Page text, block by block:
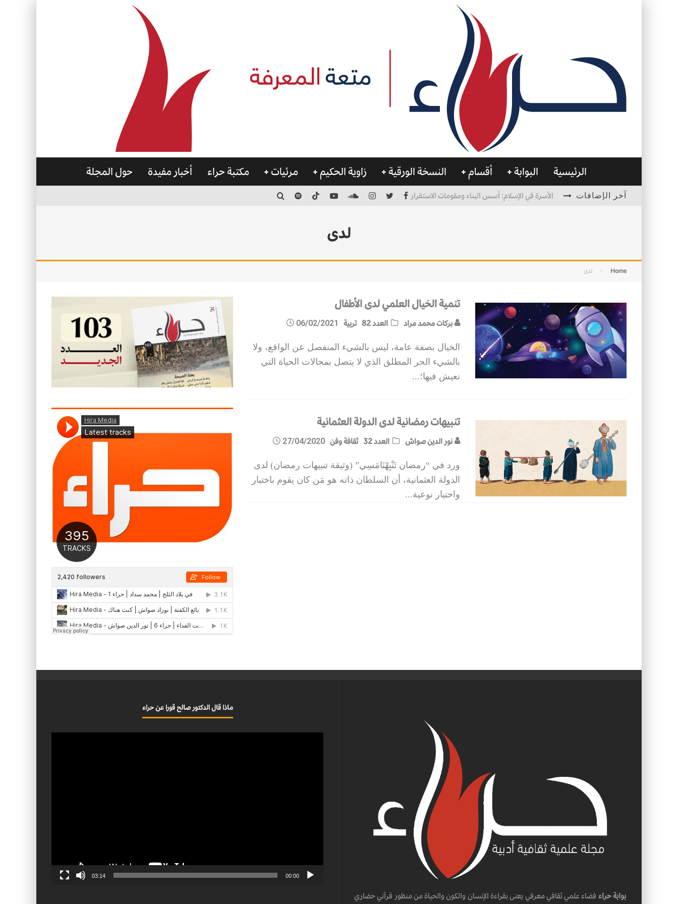
الرئيسية البوابة أقسام النسخة الورقية زاوية الحكيم مرئيات مكتبة حراء أخبار مفيدة حول المجلة
آخر الإضافات الأسرة في الإسلام: أسس البناء ومقومات الاستقرار
لدى
Home لدى
تنمية الخيال العلمي لدى الأطفال
بركات محمد مراد العدد 82 تربية 06/02/2021
الخيال بصفة عامة، ليس بالشيء المنفصل عن الواقع، ولا
بالشيء الحر المطلق الذي لا يتصل بمجالات الحياة التي
نعيش فيها؛ ...
تنبيهات رمضانية لدى الدولة العثمانية
نور الدين صواش العدد 32 ثقافة وفن 27/04/2020
ورد في “رمضان تَنْبِهْنَامَسِي” (وثيقة تنبيهات رمضان) لدى
الدولة العثمانية، أن السلطان ذاته هو مَن كان يقوم باختبار
واختيار نوعية...
بوابة حراء فضاء علمي ثقافي معرفي يعنى بقراءة الإنسان والكون والحياة من منظور قرآني حضاري
ماذا قال الدكتور صالح قورا عن حراء
00:00
03:14